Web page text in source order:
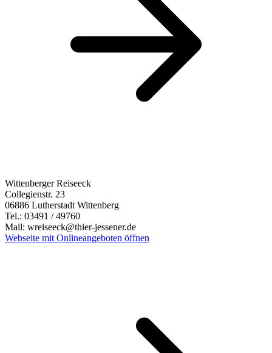
Wittenberger Reiseeck
Collegienstr. 23
06886 Lutherstadt Wittenberg
Tel.: 03491 / 49760
Mail: wreiseeck@thier-jessener.de
Webseite mit Onlineangeboten öffnen